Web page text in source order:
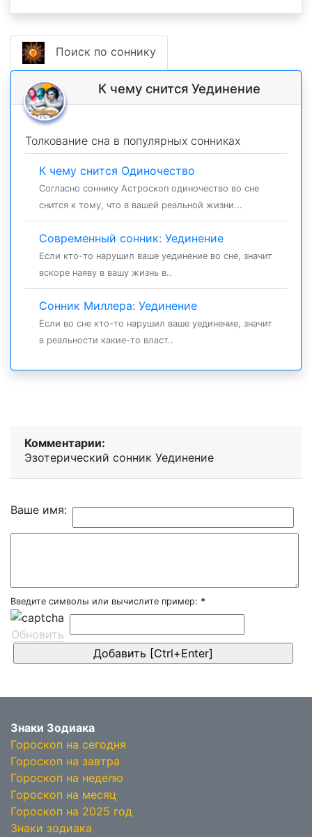
Поиск по соннику
К чему снится Уединение
Толкование сна в популярных сонниках
К чему снится Одиночество
Согласно соннику Астроскоп одиночество во сне
снится к тому, что в вашей реальной жизни...
Современный сонник: Уединение
Если кто-то нарушил ваше уединение во сне, значит
вскоре наяву в вашу жизнь в..
Сонник Миллера: Уединение
Если во сне кто-то нарушил ваше уединение, значит
в реальности какие-то власт..
Комментарии:
Эзотерический cонник Уединение
Ваше имя:
Введите символы или вычислите пример: *
Обновить
Знаки Зодиака
Гороскоп на сегодня
Гороскоп на завтра
Гороскоп на неделю
Гороскоп на месяц
Гороскоп на 2025 год
Знаки зодиака